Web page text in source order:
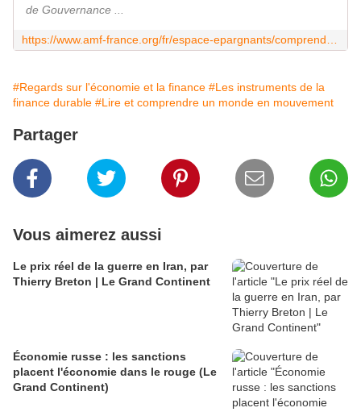
de Gouvernance ...
#Regards sur l'économie et la finance #Les instruments de la
finance durable #Lire et comprendre un monde en mouvement
Partager
Vous aimerez aussi
Le prix réel de la guerre en Iran, par
Thierry Breton | Le Grand Continent
Économie russe : les sanctions
placent l'économie dans le rouge (Le
Grand Continent)